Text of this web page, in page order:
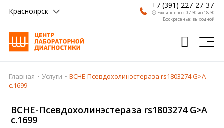
Красноярск
+7 (391) 227-27-37
🕗 Ежедневно с 07:30 до 18:30
Воскресенье: выходной
Главная
Врачи
Главная Услуги
BCHE-Псевдохолинэстераза rs1803274 G>A
c.1699
BCHE-Псевдохолинэстераза rs1803274 G>A
c.1699